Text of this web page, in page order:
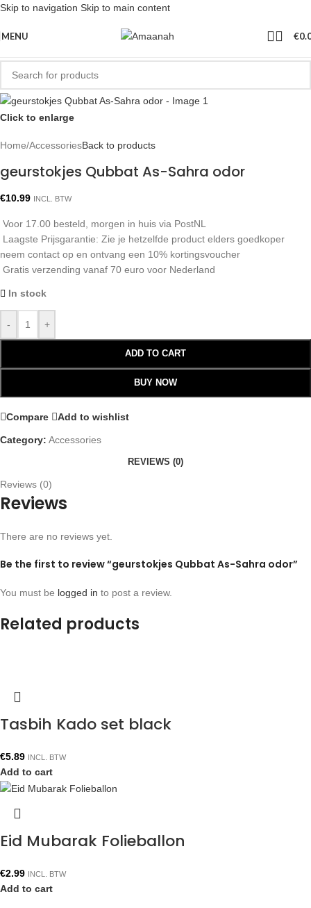
Skip to navigation Skip to main content
MENU €
Click to enlarge
Home/AccessoriesBack to products
geurstokjes Qubbat As-Sahra odor
€10.99 INCL. BTW
Voor 17.00 besteld, morgen in huis via PostNL
Laagste Prijsgarantie: Zie je hetzelfde product elders goedkoper
neem contact op en ontvang een 10% kortingsvoucher
Gratis verzending vanaf 70 euro voor Nederland
In stock
- +
ADD TO CART
BUY NOW
Compare Add to wishlist
Category: Accessories
REVIEWS (0)
Reviews (0)
Reviews
There are no reviews yet.
Be the first to review “geurstokjes Qubbat As-Sahra odor”
You must be logged in to post a review.
Related products
Tasbih Kado set black
€5.89 INCL. BTW
Add to cart
Eid Mubarak Folieballon
€2.99 INCL. BTW
Add to cart